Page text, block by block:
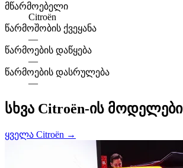
მწარმოებელი
Citroën
წარმოშობის ქვეყანა
—
წარმოების დაწყება
—
წარმოების დასრულება
—
სხვა Citroën-ის მოდელები
ყველა Citroën →